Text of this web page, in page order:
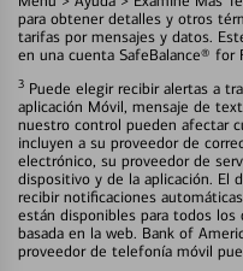
para obtener detalles y otros
tarifas por mensajes y datos.
en una cuenta SafeBalance® for
3 Puede elegir recibir alertas a
aplicación Móvil, mensaje de
nuestro control pueden afectar
incluyen a su proveedor de
electrónico, su proveedor de
dispositivo y de la aplicación. El
recibir notificaciones
están disponibles para todos
basada en la web. Bank of
proveedor de telefonía móvil